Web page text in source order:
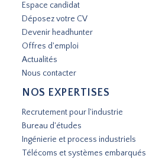
Espace candidat
Déposez votre CV
Devenir headhunter
Offres d'emploi
Actualités
Nous contacter
NOS EXPERTISES
Recrutement pour l'industrie
Bureau d'études
Ingénierie et process industriels
Télécoms et systèmes embarqués